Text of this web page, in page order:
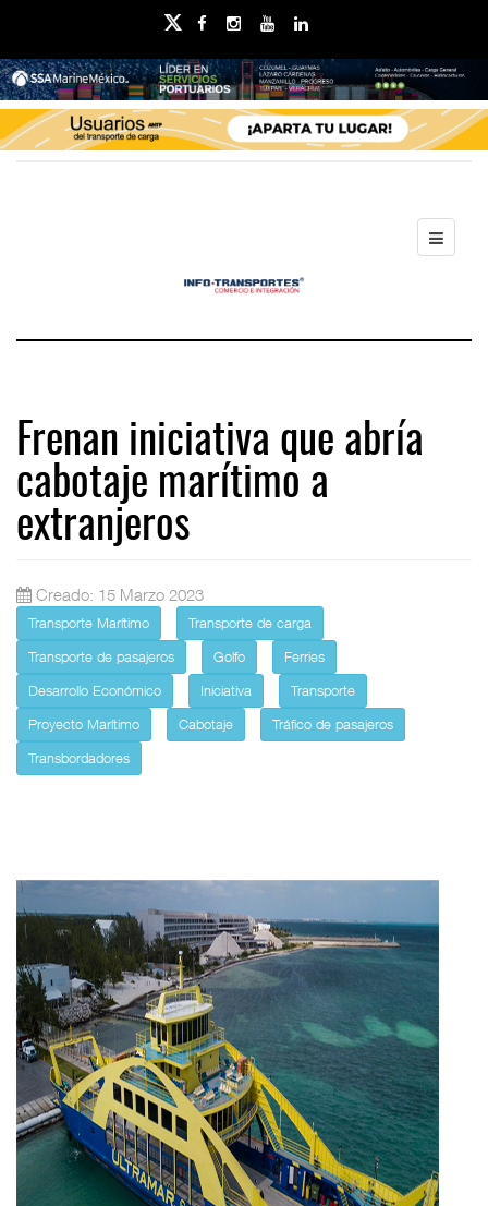
Frenan iniciativa que abría
cabotaje marítimo a
extranjeros
Creado: 15 Marzo 2023
Transporte Marítimo
Transporte de carga
Transporte de pasajeros
Golfo
Ferries
Desarrollo Económico
Iniciativa
Transporte
Proyecto Marítimo
Cabotaje
Tráfico de pasajeros
Transbordadores